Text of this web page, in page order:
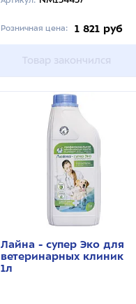
Розничная цена: 1 821 руб
Товар закончился
Лайна - супер Эко для
ветеринарных клиник
1л